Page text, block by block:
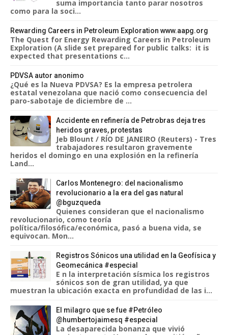
suma importancia tanto parar nosotros
como para la soci...
Rewarding Careers in Petroleum Exploration www.aapg.org
The Quest for Energy Rewarding Careers in Petroleum
Exploration (A slide set prepared for public talks: it is
expected that presentations c...
PDVSA autor anonimo
¿Qué es la Nueva PDVSA? Es la empresa petrolera
estatal venezolana que nació como consecuencia del
paro-sabotaje de diciembre de ...
Accidente en refinería de Petrobras deja tres
heridos graves, protestas
Jeb Blount / RÍO DE JANEIRO (Reuters) - Tres
trabajadores resultaron gravemente
heridos el domingo en una explosión en la refinería
Land...
Carlos Montenegro: del nacionalismo
revolucionario a la era del gas natural
@bguzqueda
Quienes consideran que el nacionalismo
revolucionario, como teoría
política/filosófica/económica, pasó a buena vida, se
equivocan. Mon...
Registros Sónicos una utilidad en la Geofísica y
Geomecánica #especial
E n la interpretación sísmica los registros
sónicos son de gran utilidad, ya que
muestran la ubicación exacta en profundidad de las i...
El milagro que se fue #Petróleo
@humbertojaimesq #especial
La desaparecida bonanza que vivió